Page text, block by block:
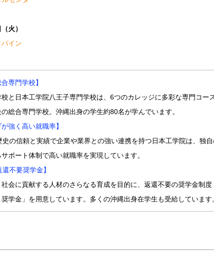
火）
イン
専門学校】
と日本工学院八王子専門学校は、6つのカレッジに多彩な専門コー
総合専門学校。沖縄出身の学生約80名が学んでいます。
強く高い就職率】
の信頼と実績で企業や業界との強い連携を持つ日本工学院は、独
ポート体制で高い就職率を実現しています。
不要奨学金】
会に貢献する人材のさらなる育成を目的に、返還不要の奨学金制度
奨学金」を用意しています。多くの沖縄出身在学生も受給しています